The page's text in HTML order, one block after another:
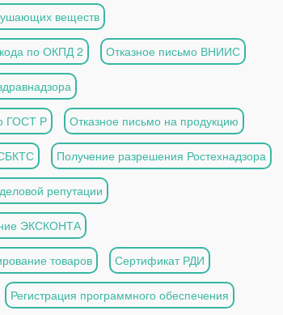
веществ
по ОКПД 2 Отказное письмо ВНИИС
ГОСТ Р Отказное письмо на продукцию
Получение разрешения Ростехнадзора
репутации
ЭКСКОНТА
товаров Сертификат РДИ
Регистрация программного обеспечения